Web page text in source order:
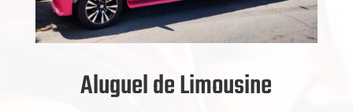
Aluguel de Limousine